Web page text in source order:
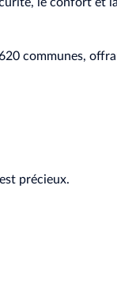
le confort et
communes,
précieux.